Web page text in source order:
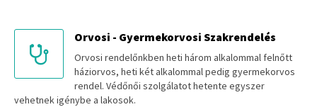
Orvosi - Gyermekorvosi Szakrendelés
Orvosi rendelőnkben heti három alkalommal felnőtt
háziorvos, heti két alkalommal pedig gyermekorvos
rendel. Védőnői szolgálatot hetente egyszer
vehetnek igénybe a lakosok.